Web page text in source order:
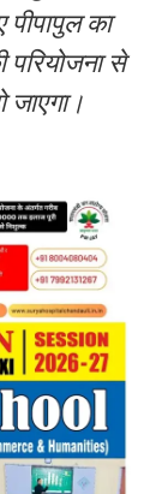
पीपापुल का
से
जाएगा।